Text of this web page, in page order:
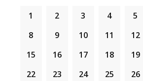
PESERTA AKAN DIBIMBING OLEH
SARAPAN DAN MAKAN TENGAHARI
07-453 2343
SIRU ALA BARAKATILLAH 🤲
1 2 3 4 5
8
9 10 11 12
15
16 17 18 19
22
23 24 25 26